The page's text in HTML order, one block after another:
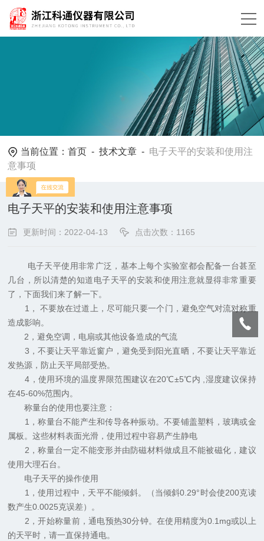
当前位置：首页 -技术文章 - 电子天平的安装和使用注
意事项
电子天平的安装和使用注意事项
更新时间：2022-04-13 点击次数：1165
电子天平使用非常广泛，基本上每个实验室都会配备一台甚至
几台，所以清楚的知道电子天平的安装和使用注意就显得非常重要
了，下面我们来了解一下。
1， 不要放在过道上，尽可能只要一个门，避免空气对流对称重
造成影响。
2，避免空调，电扇或其他设备造成的气流
3，不要让天平靠近窗户，避免受到阳光直晒，不要让天平靠近
发热源，防止天平局部受热。
4，使用环境的温度界限范围建议在20℃±5℃内 ,湿度建议保持
在45-60%范围内。
称量台的使用也要注意：
1，称量台不能产生和传导各种振动。不要铺盖塑料，玻璃或金
属板。这些材料表面光滑，使用过程中容易产生静电
2，称量台一定不能变形并由防磁材料做成且不能被磁化，建议
使用大理石台。
电子天平的操作使用
1，使用过程中，天平不能倾斜。（当倾斜0.29°时会使200克读
数产生0.0025克误差）。
2，开始称量前，通电预热30分钟。在使用精度为0.1mg或以上
的天平时，请一直保持通电。